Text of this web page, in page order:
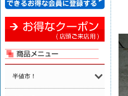
半値市！